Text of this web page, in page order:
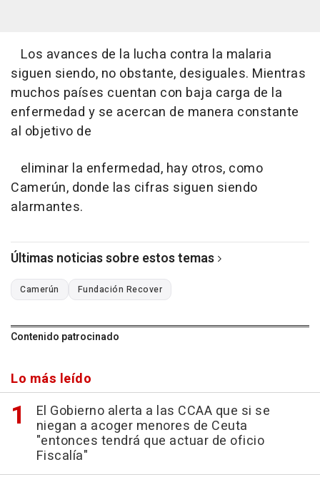
Los avances de la lucha contra la malaria
siguen siendo, no obstante, desiguales. Mientras
muchos países cuentan con baja carga de la
enfermedad y se acercan de manera constante
al objetivo de
eliminar la enfermedad, hay otros, como
Camerún, donde las cifras siguen siendo
alarmantes.
Últimas noticias sobre estos temas
Camerún Fundación Recover
Contenido patrocinado
Lo más leído
El Gobierno alerta a las CCAA que si se
niegan a acoger menores de Ceuta
"entonces tendrá que actuar de oficio
Fiscalía"